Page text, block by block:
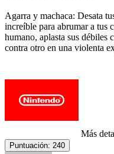
Agarra y machaca: Desata
increíble para abrumar a tus
humano, aplasta sus débiles
contra otro en una violenta
Más
Puntuación: 240